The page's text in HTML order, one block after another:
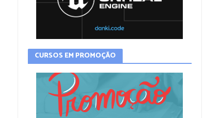
CURSOS EM PROMOÇÃO